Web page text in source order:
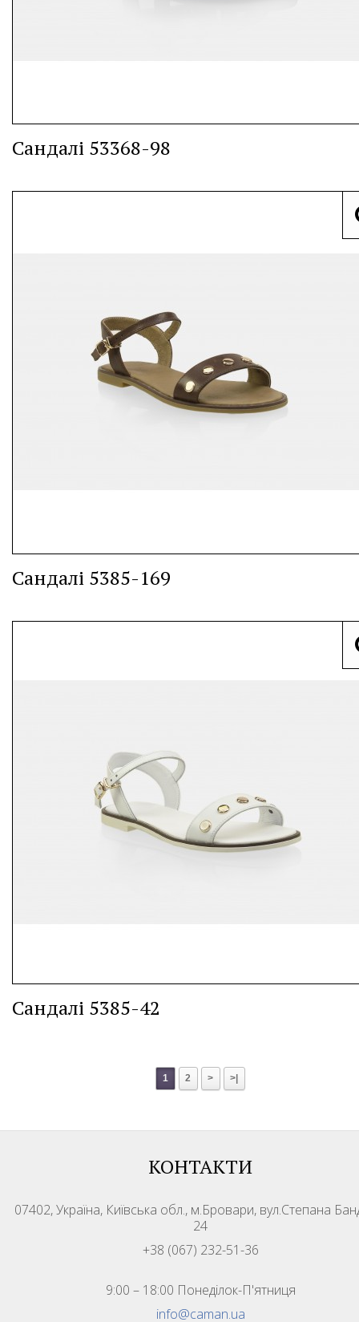
Сандалі 53368-98
Сандалі 5385-169
Сандалі 5385-42
1 2 > >|
КОНТАКТИ
07402, Україна, Київська обл., м.Бровари, вул.Степана
24
+38 (067) 232-51-36
9:00 – 18:00 Понеділок-П'ятниця
info@caman.ua